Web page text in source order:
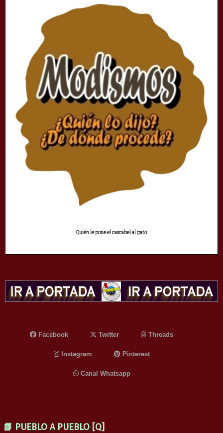
Quién le pone el cascabel al gato
Facebook Twitter Threads
Instagram Pinterest
Canal Whatsapp
📗 PUEBLO A PUEBLO [Q]